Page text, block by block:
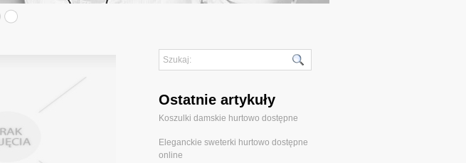
Ostatnie artykuły
Koszulki damskie hurtowo dostępne
Eleganckie sweterki hurtowo dostępne
online